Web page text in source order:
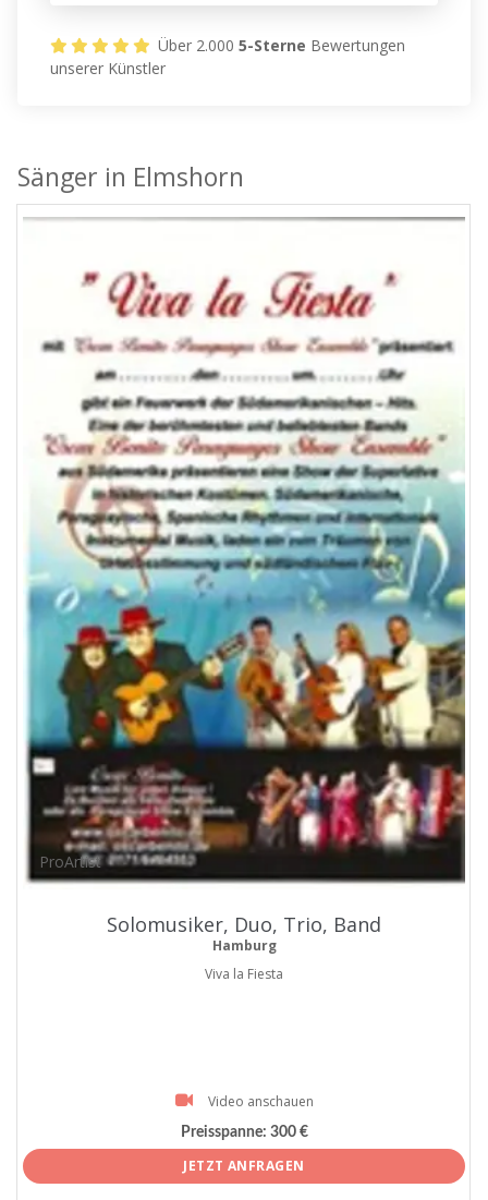
Über 2.0005-Sterne Bewertungen
unserer Künstler
Sänger in Elmshorn
ProArtist
Solomusiker, Duo, Trio, Band
Hamburg
Viva la Fiesta
Video anschauen
Preisspanne: 300 €
JETZT ANFRAGEN